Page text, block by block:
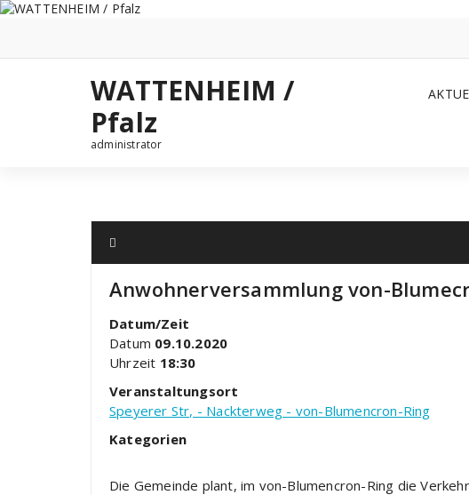
Zum
WATTENHEIM /
Pfalz
administrator
Anwohnerversammlung von-
Datum/Zeit
Datum 09.10.2020
Uhrzeit 18:30
Veranstaltungsort
Speyerer Str, - Nackterweg - von-Blumencron-Ring
Kategorien
Die Gemeinde plant, im von-Blumencron-Ring die